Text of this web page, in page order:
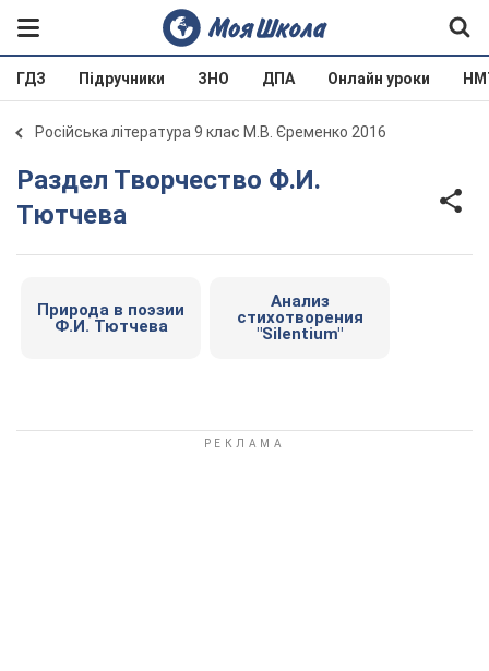
ГДЗ Підручники ЗНО ДПА Онлайн уроки
Російська література 9 клас М.В. Єременко 2016
Раздел Творчество Ф.И.
Тютчева
Природа в поэзии
Ф.И. Тютчева
Анализ
стихотворения
"Silentium"